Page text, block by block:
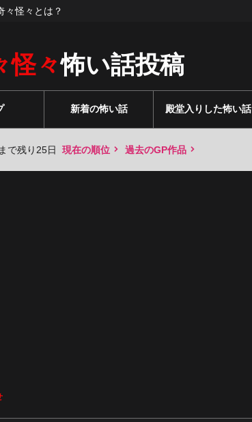
々怪々とは？
怪々怖い話投稿
新着の怖い話 殿堂入りした怖い話
で残り25日 現在の順位 過去のGP作品